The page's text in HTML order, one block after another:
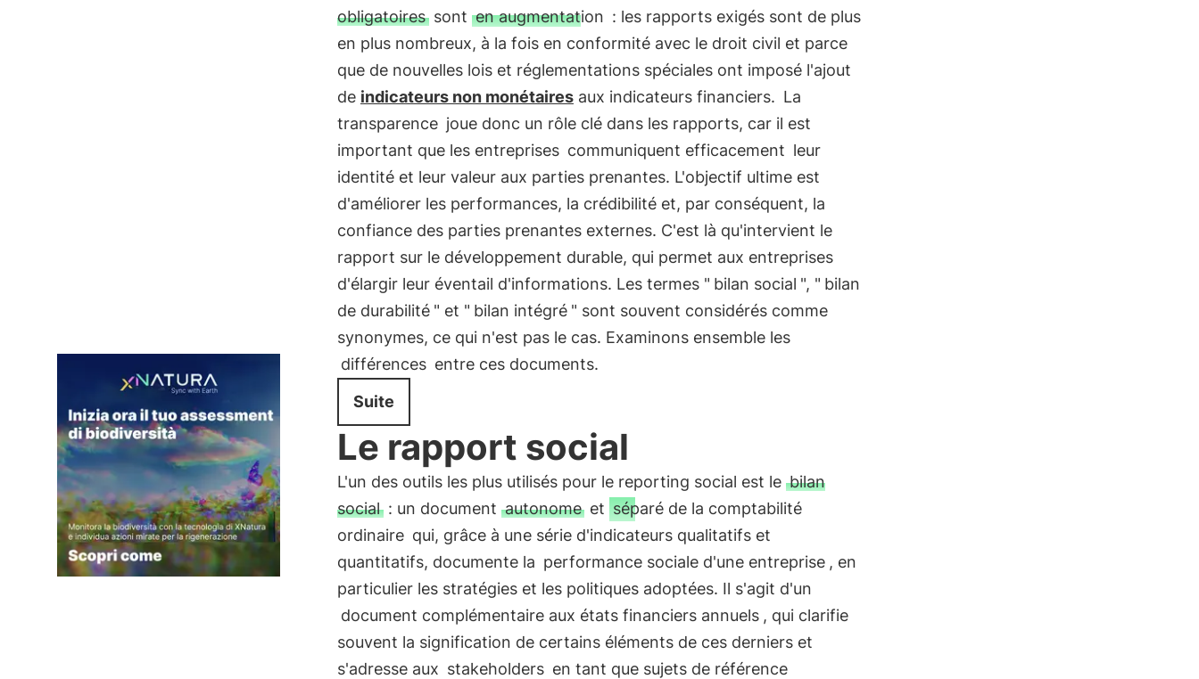
obligatoiressont en augmentation : les rapports exigés sont de plus
en plus nombreux, à la fois en conformité avec le droit civil et parce
que de nouvelles lois et réglementations spéciales ont imposé l'ajout
de indicateurs non monétairesaux indicateurs financiers. La
transparence joue donc un rôle clé dans les rapports, car il est
important que les entreprises communiquent efficacement leur
identité et leur valeur aux parties prenantes. L'objectif ultime est
d'améliorer les performances, la crédibilité et, par conséquent, la
confiance des parties prenantes externes. C'est là qu'intervient le
rapport sur le développement durable, qui permet aux entreprises
d'élargir leur éventail d'informations. Les termes " bilan social ", " bilan
de durabilité " et " bilan intégré " sont souvent considérés comme
synonymes, ce qui n'est pas le cas. Examinons ensemble les
différences entre ces documents.
Suite
Le rapport social
L'un des outils les plus utilisés pour le reporting social est le bilan
social: un document autonome et séparé de la comptabilité
ordinaire qui, grâce à une série d'indicateurs qualitatifs et
quantitatifs, documente la performance sociale d'une entreprise , en
particulier les stratégies et les politiques adoptées. Il s'agit d'un
document complémentaire aux états financiers annuels , qui clarifie
souvent la signification de certains éléments de ces derniers et
s'adresse aux stakeholders en tant que sujets de référence